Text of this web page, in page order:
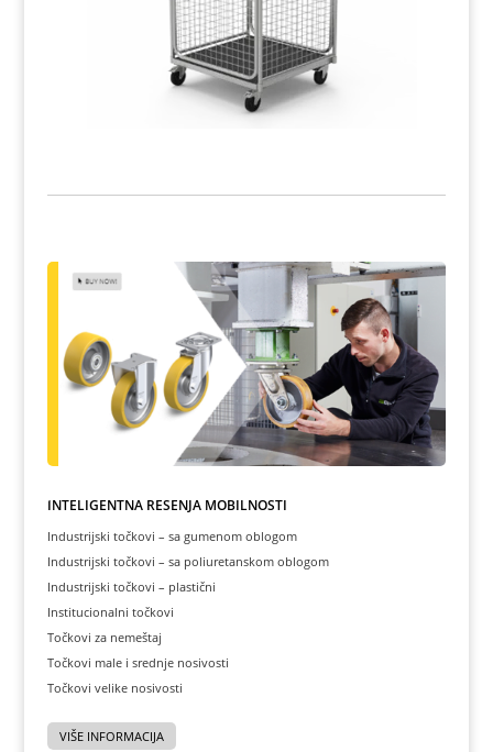
INTELIGENTNA REŠENJA MOBILNOSTI
Industrijski točkovi – sa gumenom oblogom
Industrijski točkovi – sa poliuretanskom oblogom
Industrijski točkovi – plastični
Institucionalni točkovi
Točkovi za nemeštaj
Točkovi male i srednje nosivosti
Točkovi velike nosivosti
VIŠE INFORMACIJA